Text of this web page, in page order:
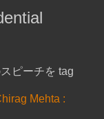
ピーチを tag
Mehta :